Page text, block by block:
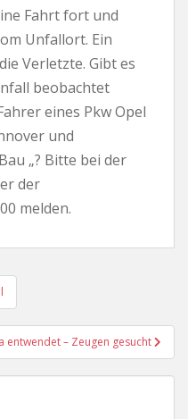
Fahrt fort und
Unfallort. Ein
Verletzte. Gibt es
beobachtet
eines Pkw Opel
und
„? Bitte bei der
der
melden.
entwendet – Zeugen gesucht